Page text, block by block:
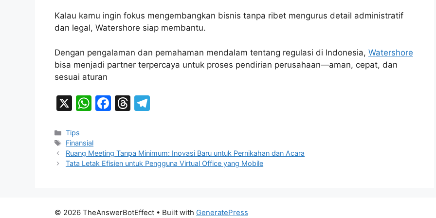
Kalau kamu ingin fokus mengembangkan bisnis tanpa ribet mengurus detail administratif
dan legal, Watershore siap membantu.
Dengan pengalaman dan pemahaman mendalam tentang regulasi di Indonesia, Watershore
bisa menjadi partner terpercaya untuk proses pendirian perusahaan—aman, cepat, dan
sesuai aturan
X
W
s
A
F
e
b
k
T
a
d
gr
a
Categories
Tips
Tags
Finansial
Ruang Meeting Tanpa Minimum: Inovasi Baru untuk Pernikahan dan Acara
Tata Letak Efisien untuk Pengguna Virtual Office yang Mobile
© 2026 TheAnswerBotEffect • Built with GeneratePress